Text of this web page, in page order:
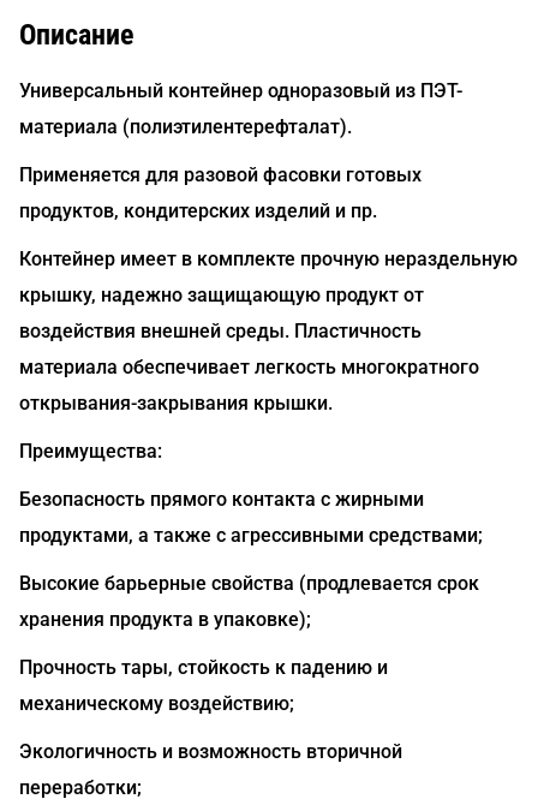
Описание
Универсальный контейнер одноразовый из ПЭТ-
материала (полиэтилентерефталат).
Применяется для разовой фасовки готовых
продуктов, кондитерских изделий и пр.
Контейнер имеет в комплекте прочную нераздельную
крышку, надежно защищающую продукт от
воздействия внешней среды. Пластичность
материала обеспечивает легкость многократного
открывания-закрывания крышки.
Преимущества:
Безопасность прямого контакта с жирными
продуктами, а также с агрессивными средствами;
Высокие барьерные свойства (продлевается срок
хранения продукта в упаковке);
Прочность тары, стойкость к падению и
механическому воздействию;
Экологичность и возможность вторичной
переработки;